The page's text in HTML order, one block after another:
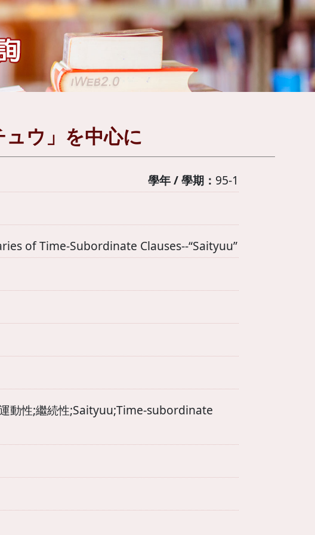
ウ」を中心に
學年 / 學期： 95-1
of Time-Subordinate Clauses--“Saityuu”
動性;繼続性;Saityuu;Time-subordinate